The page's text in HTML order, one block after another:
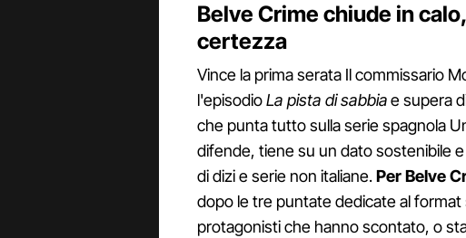
Belve Crime chiude in
certezza
Vince la prima serata Il commissario
l'episodioLa pista di sabbiae supera
che punta tutto sulla serie spagnola
difende, tiene su un dato sostenibile
di dizi e serie non italiane.Per Belve
dopo le tre puntate dedicate al format
protagonisti che hanno scontato, o